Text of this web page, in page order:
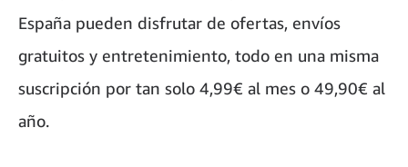
España pueden disfrutar de ofertas, envíos
gratuitos y entretenimiento, todo en una misma
suscripción por tan solo 4,99€ al mes o 49,90€ al
año.